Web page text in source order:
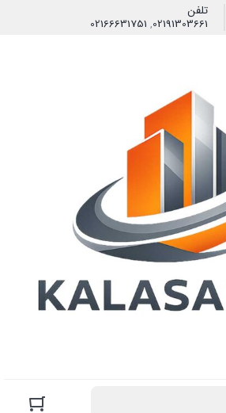
تلفن
02191303661
,
02166631751